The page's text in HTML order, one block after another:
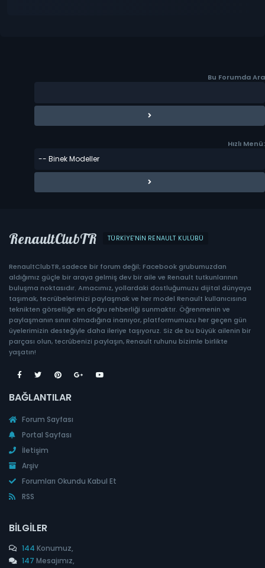
Bu Forumda Ara
Hızlı Menü:
RenaultClubTR TÜRKIYE'NIN RENAULT KULÜBÜ
RenaultClubTR, sadece bir forum değil; Facebook grubumuzdan
aldığımız güçle bir araya gelmiş dev bir aile ve Renault tutkunlarının
buluşma noktasıdır. Amacımız, yollardaki dostluğumuzu dijital dünyaya
taşımak, tecrübelerimizi paylaşmak ve her model Renault kullanıcısına
teknikten görselliğe en doğru rehberliği sunmaktır. Öğrenmenin ve
paylaşmanın sınırı olmadığına inanıyor, platformumuzu her geçen gün
üyelerimizin desteğiyle daha ileriye taşıyoruz. Siz de bu büyük ailenin bir
parçası olun, tecrübenizi paylaşın, Renault ruhunu bizimle birlikte
yaşatın!
BAĞLANTILAR
Forum Sayfası
Portal Sayfası
İletişim
Arşiv
Forumları Okundu Kabul Et
RSS
BILGILER
144 Konumuz,
147 Mesajımız,